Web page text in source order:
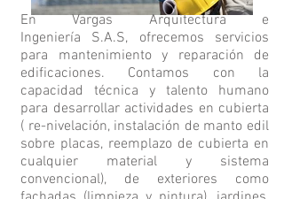
En Vargas Arquitectura e
Ingeniería S.A.S, ofrecemos servicios
para mantenimiento y reparación de
edificaciones. Contamos con la
capacidad técnica y talento humano
para desarrollar actividades en cubierta
( re-nivelación, instalación de manto edil
sobre placas, reemplazo de cubierta en
cualquier material y sistema
convencional), de exteriores como